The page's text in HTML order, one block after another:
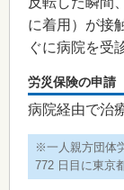
に着用）が接
ぐに病院を受
労災保険の申請
病院経由で治
※一人親方団体
772 日目に東京